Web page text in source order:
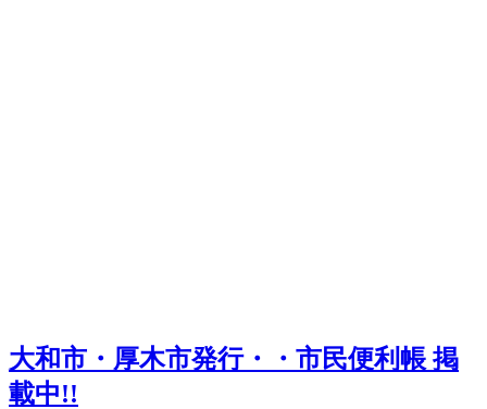
大和市・厚木市発行・・市民便利帳 掲
載中!!